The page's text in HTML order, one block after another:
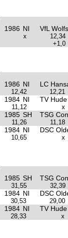
1986 NI VfL
x
12,34
+1,0
1986 NI LC
12,42 12,21
1984 NI TV Hude
11,12 x
1985 SH TSG
11,26 11,18
1984 NI DSC
10,65 x
1985 SH TSG
31,55 32,39
1984 NI DSC
30,53 29,00
1984 NI TV Hude
28,33 x